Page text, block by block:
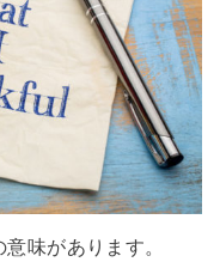
味があります。